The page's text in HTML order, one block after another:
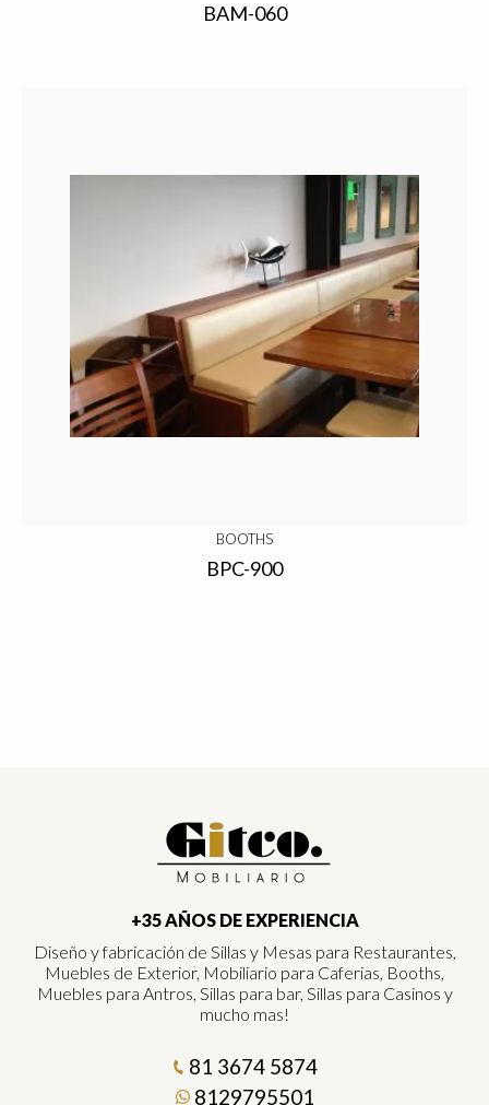
BAM-060
BOOTHS
BPC-900
+35 AÑOS DE EXPERIENCIA
Diseño y fabricación de Sillas y Mesas para Restaurantes,
Muebles de Exterior, Mobiliario para Caferias, Booths,
Muebles para Antros, Sillas para bar, Sillas para Casinos y
mucho mas!
81 3674 5874
8129795501